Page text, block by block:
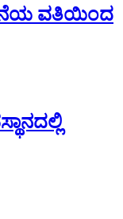
ಮನೆಯ ವತಿಯಿಂದ